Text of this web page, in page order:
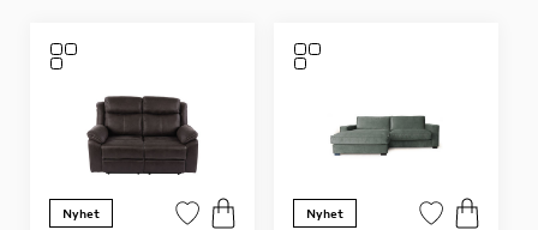
Nyhet Nyhet